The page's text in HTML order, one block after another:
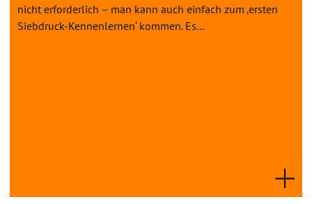
nicht erforderlich – man kann auch einfach zum ‚ersten
Siebdruck-Kennenlernen‘ kommen. Es...